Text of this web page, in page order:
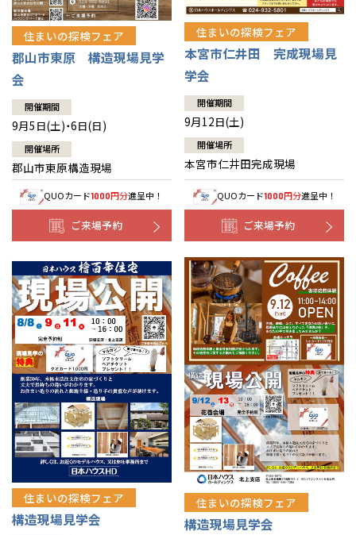
住まいの探検フェア
郡山市東原 構造現場見学
会
開催期間
9月5日(土)・6日(日)
開催場所
郡山市東原構造現場
QUOカード1000円分進呈中！
ご来場予約
住まいの探検フェア
本宮市仁井田 完成現場見
学会
開催期間
9月12日(土)
開催場所
本宮市仁井田完成現場
QUOカード1000円分進呈中！
ご来場予約
住まいの探検フェア
構造現場見学会
住まいの探検フェア
構造現場見学会